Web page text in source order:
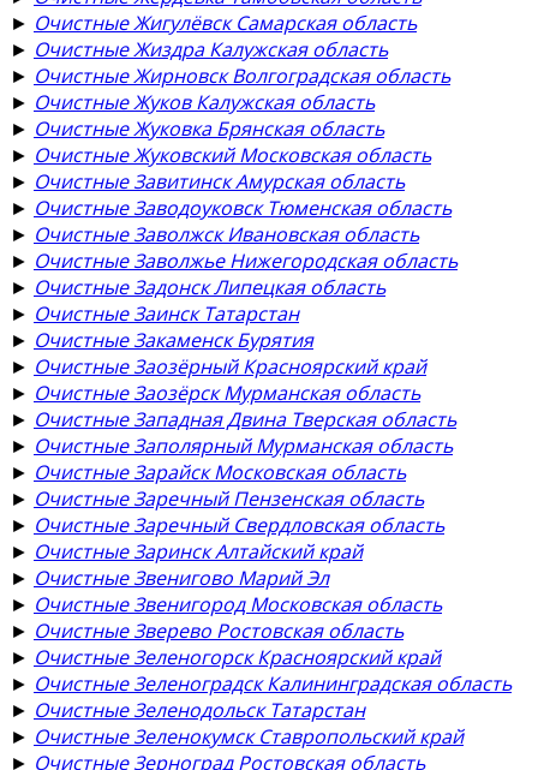
► Очистные Жигулёвск Самарская область
► Очистные Жиздра Калужская область
► Очистные Жирновск Волгоградская область
► Очистные Жуков Калужская область
► Очистные Жуковка Брянская область
► Очистные Жуковский Московская область
► Очистные Завитинск Амурская область
► Очистные Заводоуковск Тюменская область
► Очистные Заволжск Ивановская область
► Очистные Заволжье Нижегородская область
► Очистные Задонск Липецкая область
► Очистные Заинск Татарстан
► Очистные Закаменск Бурятия
► Очистные Заозёрный Красноярский край
► Очистные Заозёрск Мурманская область
► Очистные Западная Двина Тверская область
► Очистные Заполярный Мурманская область
► Очистные Зарайск Московская область
► Очистные Заречный Пензенская область
► Очистные Заречный Свердловская область
► Очистные Заринск Алтайский край
► Очистные Звенигово Марий Эл
► Очистные Звенигород Московская область
► Очистные Зверево Ростовская область
► Очистные Зеленогорск Красноярский край
► Очистные Зеленоградск Калининградская область
► Очистные Зеленодольск Татарстан
► Очистные Зеленокумск Ставропольский край
► Очистные Зерноград Ростовская область